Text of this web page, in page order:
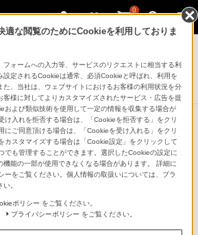
0
適な閲覧のためにCookieを利用しておりま
フォームへの入力等、サービスのリクエストに相当する利
設定されるCookieは通常、必須Cookieと呼ばれ、利用を
た、当社は、ウェブサイトにおけるお客様の利用状況を分
様に対してよりカスタマイズされたサービス・広告を提
および類似技術を使用して一定の情報を収集する場合が
け入れを拒否する場合は、「Cookieを拒否する」をクリ
にご同意頂ける場合は、「Cookieを受け入れる」をクリ
カスタマイズする場合は「Cookie設定」をクリックして
でも管理することができます。選択したCookieの設定に
機能の一部が使用できなくなる場合があります。 詳細に
ーをご覧ください。個人情報の取扱いについては、プラ
。
ポリシー をご覧ください。
プライバシーポリシー をご覧ください。